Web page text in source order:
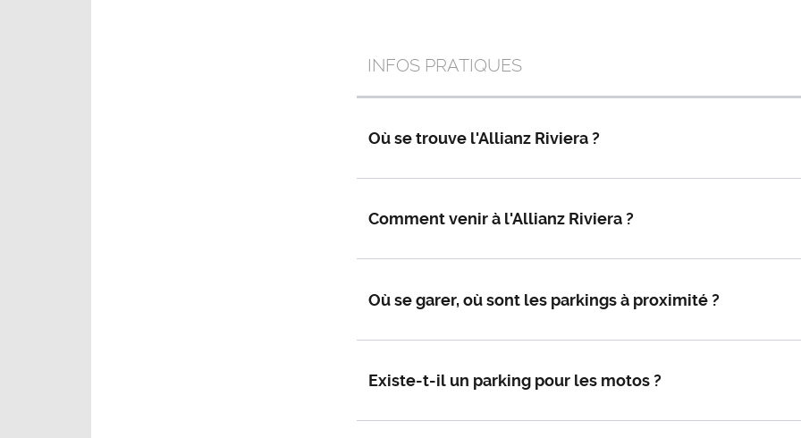
INFOS PRATIQUES
Où se trouve l'Allianz Riviera ?
Comment venir à l'Allianz Riviera ?
Où se garer, où sont les parkings à proximité ?
Existe-t-il un parking pour les motos ?